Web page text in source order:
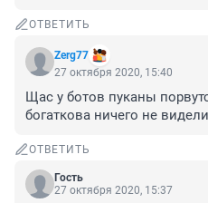
ОТВЕТИТЬ
Zerg77
27 октября 2020, 15:40
Щас у ботов пуканы
богаткова ничего не
ОТВЕТИТЬ
Гость
27 октября 2020, 15:37